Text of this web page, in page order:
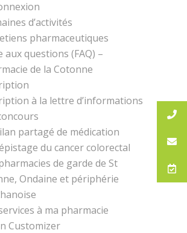
d’activités
pharmaceutiques
aux questions (FAQ) –
de la Cotonne
à la lettre d’informations
partagé de médication
du cancer colorectal
de garde de St
Ondaine et périphérie
à ma pharmacie
Customizer